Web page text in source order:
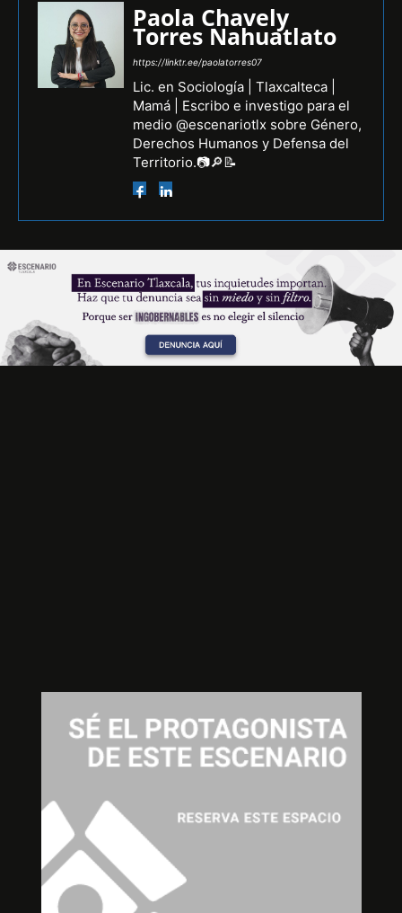
Paola Chavely
Torres Nahuatlato
https://linktr.ee/paolatorres07
Lic. en Sociología | Tlaxcalteca |
Mamá | Escribo e investigo para el
medio @escenariotlx sobre Género,
Derechos Humanos y Defensa del
Territorio.📷🔎📝